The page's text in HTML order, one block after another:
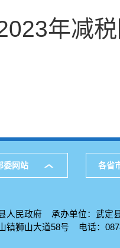
年减
委网站 各省
人民政府 承办单位：武定
镇狮山大道58号 电话：